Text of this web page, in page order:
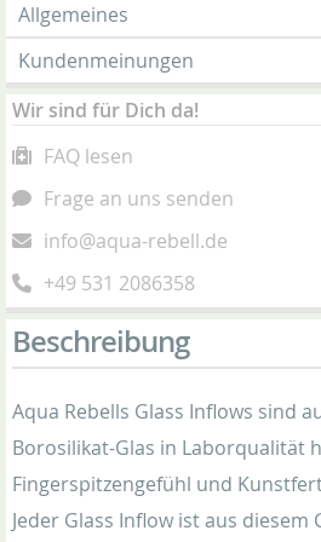
Allgemeines
Kundenmeinungen
Wir sind für Dich da!
FAQ lesen
Frage an uns senden
info@aqua-rebell.de
+49 531 2086358
Beschreibung
Aqua Rebells Glass Inflows sind
Borosilikat-Glas in Laborqualität
Fingerspitzengefühl und
Jeder Glass Inflow ist aus diesem